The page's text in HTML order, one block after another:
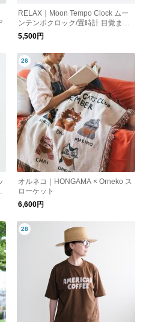
RELAX｜Moon Tempo Clock ムー
ンテンポクロック/置時計 目覚まし
時計
5,500円
オルネコ｜HONGAMA × Orneko ス
ローケット
6,600円